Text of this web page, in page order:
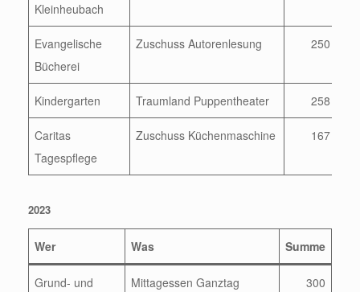
Kleinheubach
Evangelische
Bücherei
Zuschuss Autorenlesung 250
Kindergarten Traumland Puppentheater 258
Caritas
Tagespflege
Zuschuss Küchenmaschine 167
2023
Wer Was Summe
Grund- und
Mittagessen Ganztag 300